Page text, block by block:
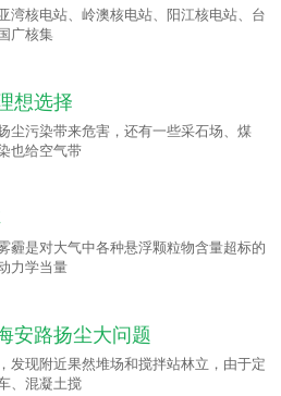
湾核电站、岭澳核电站、阳江核电站、台
广核集
想选择
尘污染带来危害，还有一些采石场、煤
也给空气带
霾是对大气中各种悬浮颗粒物含量超标的
力学当量
安路扬尘大问题
发现附近果然堆场和搅拌站林立，由于定
、混凝土搅